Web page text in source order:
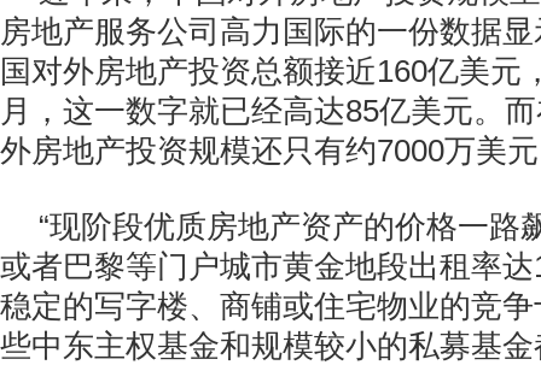
房地产服务公司高力国际的一份数据
国对外房地产投资总额接近160亿美元
月，这一数字就已经高达85亿美元。
外房地产投资规模还只有约7000万美
“现阶段优质房地产资产的价格一路
或者巴黎等门户城市黄金地段出租率
稳定的写字楼、商铺或住宅物业的竞
些中东主权基金和规模较小的私募基